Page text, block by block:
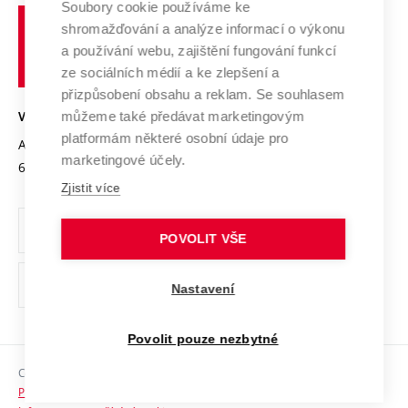
Výzkumné infrastruktury
Transfer znalostí
Open Science
Projekty
Projekty ze strukturálních fondů
Specifický výzkum
Spolupráce se školami
Služby univerzity
Mezinárodní dohody
Univerzitní sítě
Udržitelná univerzita
Podnikavá univerzita / ContriBUTe
Bezpečná univerzita
Vyznamenání
Organizační struktura
Ochrana osobních údajů
odkaz)
Sociální bezpečí
učení
technické
VYSOKÉ UČENÍ TECHNICKÉ V BRNĚ
Antonínská 548/1
602 00 Brno
www.vut.cz
vut@vutbr.cz
Copyright © 2026 VUT
Prohlášení o přístupnosti
Soubory cookie používáme ke
shromažďování a analýze informací o výkonu
a používání webu, zajištění fungování funkcí
ze sociálních médií a ke zlepšení a
přizpůsobení obsahu a reklam. Se souhlasem
můžeme také předávat marketingovým
platformám některé osobní údaje pro
marketingové účely.
Zjistit více
POVOLIT VŠE
Nastavení
Povolit pouze nezbytné